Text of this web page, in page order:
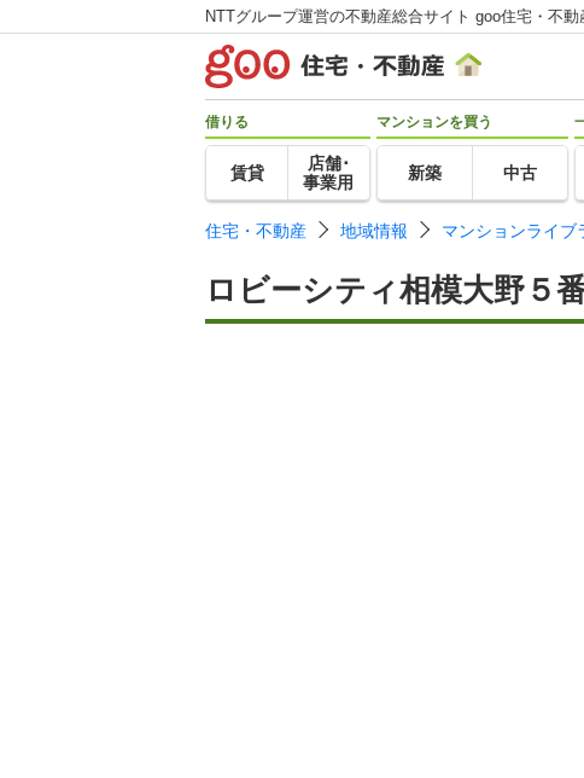
NTTグループ運営の不動産総合サイト goo住宅・不動
借りる
賃貸
店舗･
事業用
マンションを買う
新築 中古
住宅・不動産 地域情報 マンションライブ
ロビーシティ相模大野５